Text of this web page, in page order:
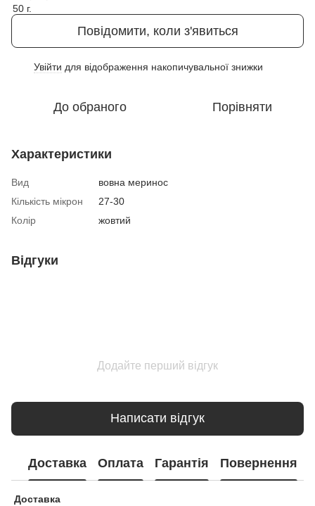
Повідомити, коли з'явиться
Увійти для відображення накопичувальної знижки
До обраного Порівняти
Характеристики
Вид
вовна меринос
Кількість мікрон
27-30
Колір
жовтий
Відгуки
Додайте перший відгук
Написати відгук
Доставка Оплата Гарантія Повернення
Доставка